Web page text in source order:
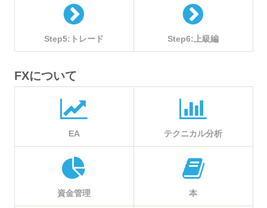
Step5:トレード Step6:上級編
FXについて
EA テクニカル分析
資金管理 本